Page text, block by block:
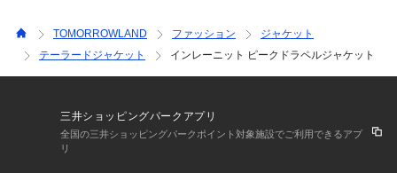
湿っている際の摩擦は特に色移りしやすい為ご注意下さい。
・特殊な製法により、麻のような硬さ、シャリ感のある独特の
風合いを出しています。
ります。
強く摩擦されると、表面の加工が剥がれて粉落ちする場合があ
り、色落ち・色移りしたように見えます。
TOMORROWLAND ファッション
ジャケット
テーラードジャケット
インレーニット ピークドラペルジャケット
三井ショッピングパークアプリ
全国の三井ショッピングパークポイント対象施設でご利用できるアプ
リ